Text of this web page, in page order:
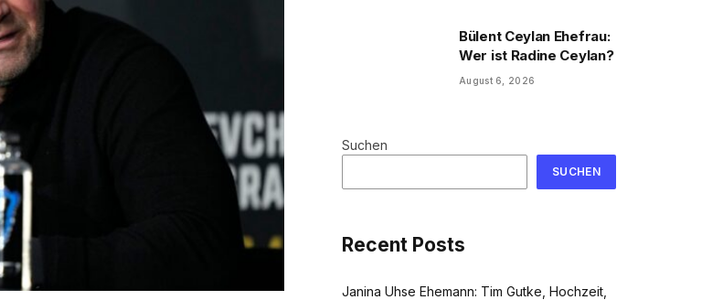
Bülent Ceylan Ehefrau:
Wer ist Radine Ceylan?
August 6, 2026
Suchen
SUCHEN
Recent Posts
Janina Uhse Ehemann: Tim Gutke, Hochzeit,